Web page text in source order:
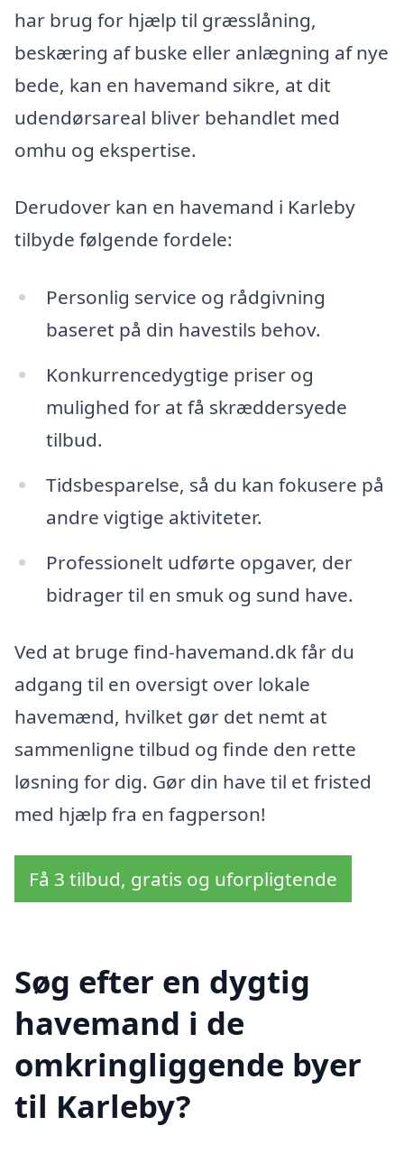
har brug for hjælp til græsslåning,
beskæring af buske eller anlægning af nye
bede, kan en havemand sikre, at dit
udendørsareal bliver behandlet med
omhu og ekspertise.
Derudover kan en havemand i Karleby
tilbyde følgende fordele:
Personlig service og rådgivning
baseret på din havestils behov.
Konkurrencedygtige priser og
mulighed for at få skræddersyede
tilbud.
Tidsbesparelse, så du kan fokusere på
andre vigtige aktiviteter.
Professionelt udførte opgaver, der
bidrager til en smuk og sund have.
Ved at bruge find-havemand.dk får du
adgang til en oversigt over lokale
havemænd, hvilket gør det nemt at
sammenligne tilbud og finde den rette
løsning for dig. Gør din have til et fristed
med hjælp fra en fagperson!
Få 3 tilbud, gratis og uforpligtende
Søg efter en dygtig
havemand i de
omkringliggende byer
til Karleby?